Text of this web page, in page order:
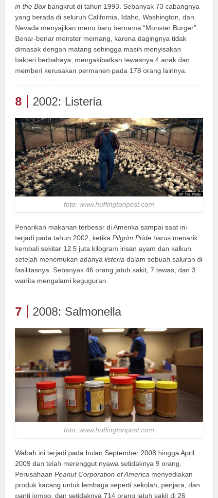
in the Box bangkrut di tahun 1993. Sebanyak 73 cabangnya
yang berada di seluruh California, Idaho, Washington, dan
Nevada menyajikan menu baru bernama “Monster Burger”.
Benar-benar monster memang, karena dagingnya tidak
dimasak dengan matang sehingga masih menyisakan
bakteri berbahaya, mengakibatkan tewasnya 4 anak dan
memberi kerusakan permanen pada 178 orang lainnya.
8 2002: Listeria
foto: www.huffingtonpost.com
Penarikan makanan terbesar di Amerika sampai saat ini
terjadi pada tahun 2002, ketikaPilgrim Pride harus menarik
kembali sekitar 12.5 juta kilogram irisan ayam dan kalkun
setelah menemukan adanyalisteria dalam sebuah saluran di
fasilitasnya. Sebanyak 46 orang jatuh sakit, 7 tewas, dan 3
wanita mengalami keguguran.
7 2008: Salmonella
foto: www.huffingtonpost.com
Wabah ini terjadi pada bulan September 2008 hingga April
2009 dan telah merenggut nyawa setidaknya 9 orang.
PerusahaanPeanut Corporation of America menyediakan
produk kacang untuk lembaga seperti sekolah, penjara, dan
panti jompo, dan setidaknya 714 orang jatuh sakit di 26